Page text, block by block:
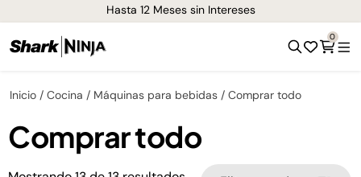
Hasta 12 Meses sin Intereses
0
Inicio Cocina Máquinas para bebidas Comprar todo
Comprar todo